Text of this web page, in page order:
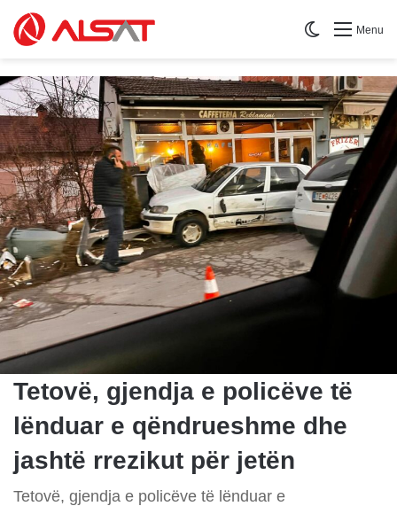
Menu
Switch skin
Tetovë, gjendja e policëve të
lënduar e qëndrueshme dhe
jashtë rrezikut për jetën
Tetovë, gjendja e policëve të lënduar e